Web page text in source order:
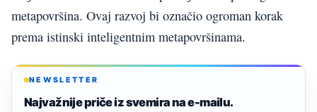
metapovršina. Ovaj razvoj bi označio ogroman korak
prema istinski inteligentnim metapovršinama.
NEWSLETTER
Najvažnije priče iz svemira na e-mailu.